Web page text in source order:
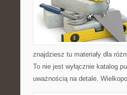
znajdziesz tu materiały dla
To nie jest wyłącznie katalog
uważnością na detale.